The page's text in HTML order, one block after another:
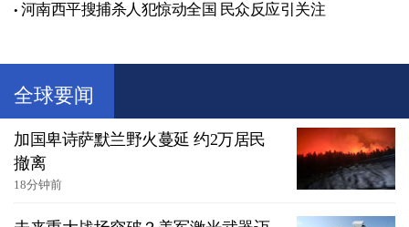
河南西平搜捕杀人犯惊动全国 民众反应引关注
全球要闻
加国卑诗萨默兰野火蔓延 约2万居民
撤离
18分钟前